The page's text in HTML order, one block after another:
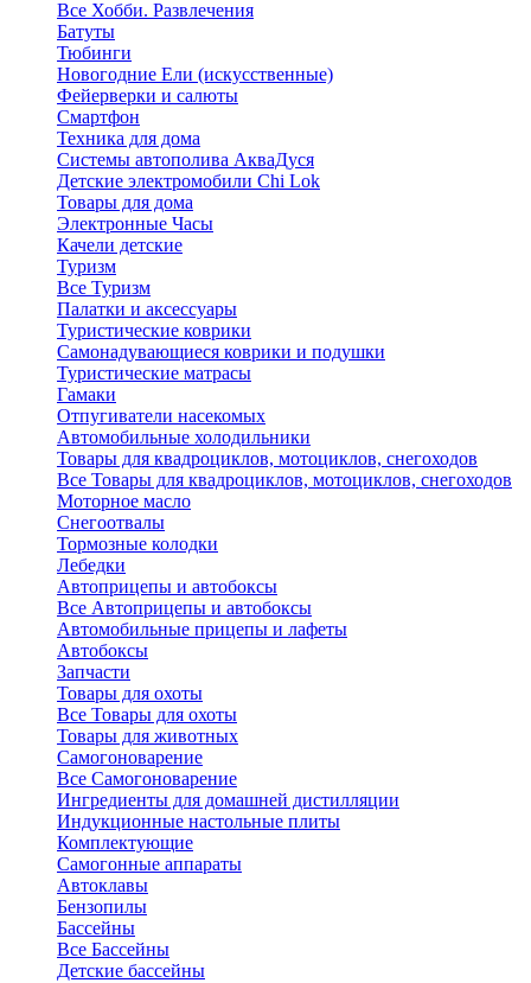
Все Хобби. Развлечения
Батуты
Тюбинги
Новогодние Ели (искусственные)
Фейерверки и салюты
Смартфон
Техника для дома
Системы автополива АкваДуся
Детские электромобили Chi Lok
Товары для дома
Электронные Часы
Качели детские
Туризм
Все Туризм
Палатки и аксессуары
Туристические коврики
Самонадувающиеся коврики и подушки
Туристические матрасы
Гамаки
Отпугиватели насекомых
Автомобильные холодильники
Товары для квадроциклов, мотоциклов, снегоходов
Все Товары для квадроциклов, мотоциклов, снегоходов
Моторное масло
Снегоотвалы
Тормозные колодки
Лебедки
Автоприцепы и автобоксы
Все Автоприцепы и автобоксы
Автомобильные прицепы и лафеты
Автобоксы
Запчасти
Товары для охоты
Все Товары для охоты
Товары для животных
Самогоноварение
Все Самогоноварение
Ингредиенты для домашней дистилляции
Индукционные настольные плиты
Комплектующие
Самогонные аппараты
Автоклавы
Бензопилы
Бассейны
Все Бассейны
Детские бассейны